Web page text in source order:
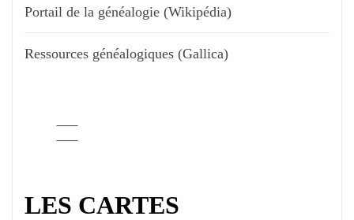
Portail de la généalogie (Wikipédia)
Ressources généalogiques (Gallica)
LES CARTES